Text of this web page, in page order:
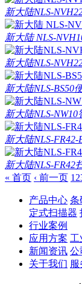
新大陆NLS-
新大陆 NLS-
新大陆NLS-
新大陆NLS-BS50
新大陆NLS-
新大陆NLS-
新大陆NLS-FR42
« 首页 ‹ 前一页 1 2
产品中心 条
定式扫描器
行业案例
应用方案 工
新闻资讯 公
关于我们